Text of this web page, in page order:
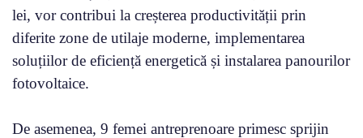
lei, vor contribui la creșterea productivității prin
diferite zone de utilaje moderne, implementarea
soluțiilor de eficiență energetică și instalarea panourilor
fotovoltaice.
De asemenea, 9 femei antreprenoare primesc sprijin